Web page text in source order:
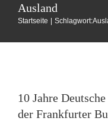
Ausland
Startseite Schlagwort:
10 Jahre
der Frankfurter